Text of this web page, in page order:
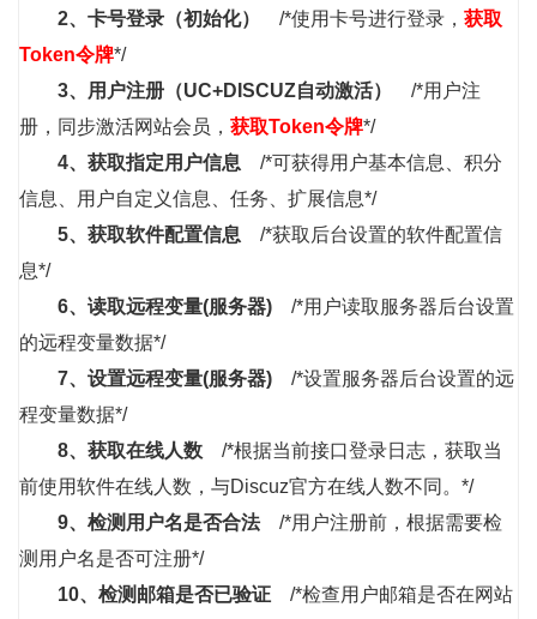
2、 卡号登录（初始化） /*使用卡号进行登录， 获取
Token令牌*/
3、
用户注册（UC+DISCUZ自动激活）
/*用户注
册，同步激活网站会员， 获取Token令牌*/
4、 获取指定用户信息
/*可获得用户基本信息、积分
信息、用户自定义信息、任务、扩展信息*/
5、 获取软件配置信息
/*获取后台设置的软件配置信
息*/
6、 读取远程变量(服务器)
/*用户读取服务器后台设置
的远程变量数据*/
7、 设置远程变量(服务器)
/*设置服务器后台设置的远
程变量数据*/
8、 获取在线人数
/*根据当前接口登录日志，获取当
前使用软件在线人数，与Discuz官方在线人数不同。*/
9、 检测用户名是否合法
/*用户注册前，根据需要检
测用户名是否可注册*/
10、 检测邮箱是否已验证
/*检查用户邮箱是否在网站